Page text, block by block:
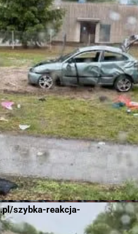
szybka-reakcja-